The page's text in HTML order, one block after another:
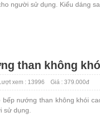
người sử dụng. Kiểu dáng
than không
xem : 13996 Giá : 379.000đ
bếp nướng than không khói
sử dụng.